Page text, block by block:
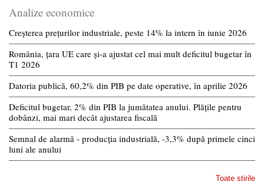
Analize economice
Creșterea prețurilor industriale, peste 14% la intern în iunie 2026
România, țara UE care și-a ajustat cel mai mult deficitul bugetar în
T1 2026
Datoria publică, 60,2% din PIB pe date operative, în aprilie 2026
Deficitul bugetar, 2% din PIB la jumătatea anului. Plățile pentru
dobânzi, mai mari decât ajustarea fiscală
Semnal de alarmă - producția industrială, -3,3% după primele cinci
luni ale anului
Toate stirile